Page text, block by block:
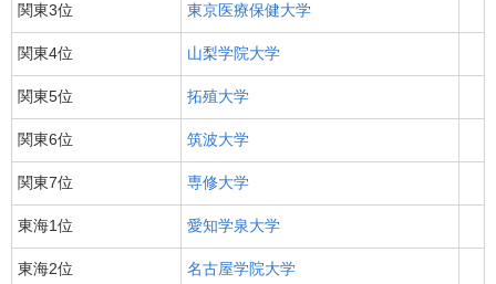
関東3位 東京医療保健大学
関東4位 山梨学院大学
関東5位 拓殖大学
関東6位 筑波大学
関東7位 専修大学
東海1位 愛知学泉大学
東海2位 名古屋学院大学